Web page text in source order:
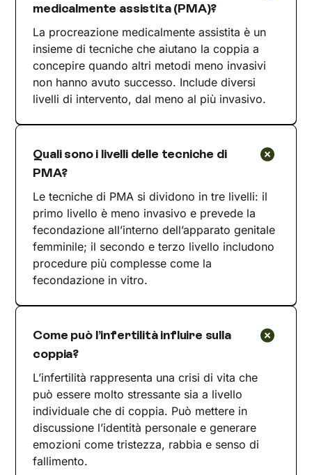
medicalmente assistita (PMA)?
La procreazione medicalmente assistita è un
insieme di tecniche che aiutano la coppia a
concepire quando altri metodi meno invasivi
non hanno avuto successo. Include diversi
livelli di intervento, dal meno al più invasivo.
Quali sono i livelli delle tecniche di
PMA?
Le tecniche di PMA si dividono in tre livelli: il
primo livello è meno invasivo e prevede la
fecondazione all’interno dell’apparato genitale
femminile; il secondo e terzo livello includono
procedure più complesse come la
fecondazione in vitro.
Come può l’infertilità influire sulla
coppia?
L’infertilità rappresenta una crisi di vita che
può essere molto stressante sia a livello
individuale che di coppia. Può mettere in
discussione l’identità personale e generare
emozioni come tristezza, rabbia e senso di
fallimento.